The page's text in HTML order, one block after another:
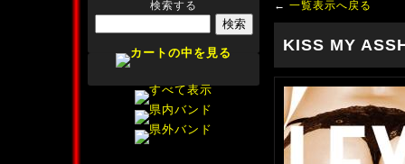
検索する ← 一覧表示へ戻る
KISS MY